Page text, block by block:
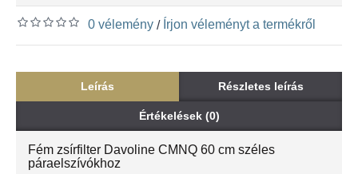
0 vélemény / Írjon véleményt a termékről
Leírás Részletes leírás
Értékelések (0)
Fém zsírfilter Davoline CMNQ 60 cm széles
páraelszívókhoz